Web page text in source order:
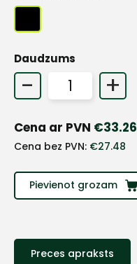
Daudzums
- +
Cena ar PVN €33.26
Cena bez PVN: €27.48
Pievienot grozam
Preces apraksts